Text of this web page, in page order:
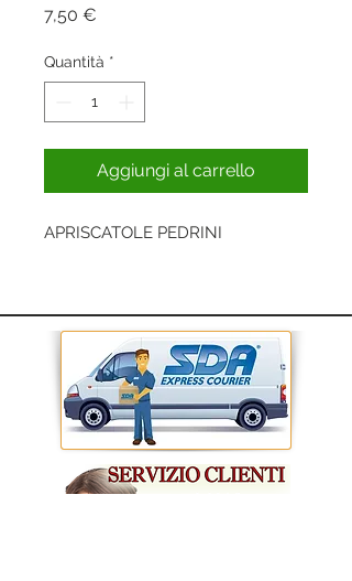
7,50 €
Quantità *
Aggiungi al carrello
APRISCATOLE PEDRINI